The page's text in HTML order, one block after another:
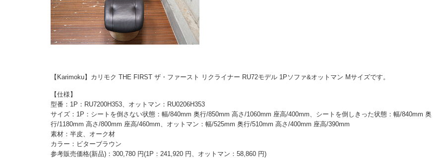
【Karimoku】カリモク THE FIRST ザ・ファースト リクライナー RU72モデル 1Pソファ&オットマン Mサイズです。
【仕様】
型番：1P：RU7200H353、オットマン：RU0206H353
サイズ：1P：シートを倒さない状態：幅/840mm 奥行/850mm 高さ/1060mm 座高/400mm、シートを倒しきった状態：幅/840mm 奥
行/1180mm 高さ/800mm 座高/460mm、オットマン：幅/525mm 奥行/510mm 高さ/400mm 座高/390mm
素材：半皮、オーク材
カラー：ビターブラウン
参考販売価格(新品)：300,780 円(1P：241,920 円、オットマン：58,860 円)